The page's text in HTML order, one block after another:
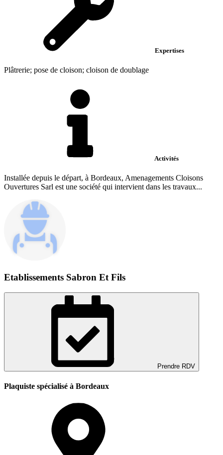
Expertises
Plâtrerie; pose de cloison; cloison de doublage
Activités
Installée depuis le départ, à Bordeaux, Amenagements Cloisons
Ouvertures Sarl est une société qui intervient dans les travaux...
Etablissements Sabron Et Fils
Prendre RDV
Plaquiste spécialisé à Bordeaux